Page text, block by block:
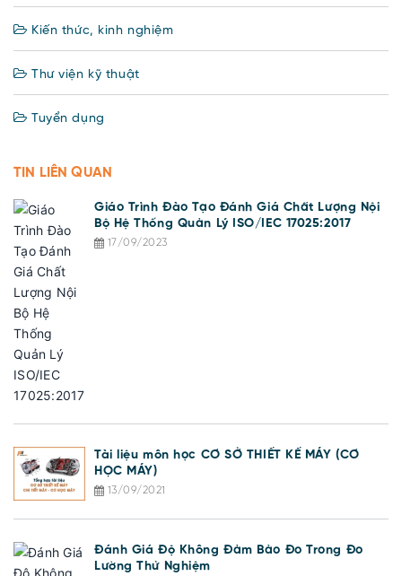
Kiến thức, kinh nghiệm
Thư viện kỹ thuật
Tuyển dụng
TIN LIÊN QUAN
Giáo Trình Đào Tạo Đánh Giá Chất Lượng Nội
Bộ Hệ Thống Quản Lý ISO/IEC 17025:2017
17/09/2023
Tài liệu môn học CƠ SỞ THIẾT KẾ MÁY (CƠ
HỌC MÁY)
13/09/2021
Đánh Giá Độ Không Đảm Bảo Đo Trong Đo
Lường Thử Nghiệm